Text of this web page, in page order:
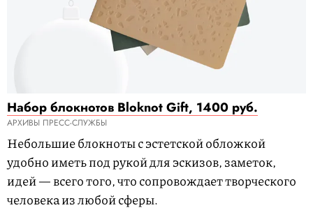
Набор блокнотов Bloknot Gift, 1400 руб.
АРХИВЫ ПРЕСС-СЛУЖБЫ
Небольшие блокноты с эстетской обложкой
удобно иметь под рукой для эскизов, заметок,
идей — всего того, что сопровождает творческого
человека из любой сферы.